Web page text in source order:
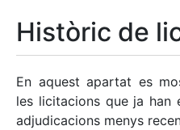
Històric de
En aquest apartat es
les licitacions que ja han
adjudicacions menys